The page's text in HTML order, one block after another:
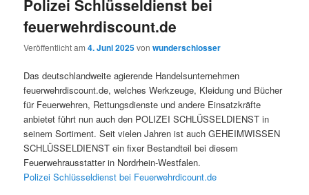
Polizei Schlüsseldienst bei
feuerwehrdiscount.de
Veröffentlicht am4. Juni 2025vonwunderschlosser
Das deutschlandweite agierende Handelsunternehmen
feuerwehrdiscount.de, welches Werkzeuge, Kleidung und Bücher
für Feuerwehren, Rettungsdienste und andere Einsatzkräfte
anbietet führt nun auch den POLIZEI SCHLÜSSELDIENST in
seinem Sortiment. Seit vielen Jahren ist auch GEHEIMWISSEN
SCHLÜSSELDIENST ein fixer Bestandteil bei diesem
Feuerwehrausstatter in Nordrhein-Westfalen.
Polizei Schlüsseldienst bei Feuerwehrdicount.de